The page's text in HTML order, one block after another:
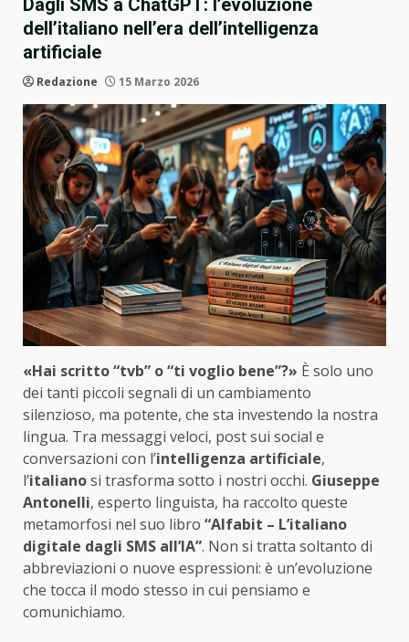
Dagli SMS a ChatGPT: l’evoluzione
dell’italiano nell’era dell’intelligenza
artificiale
Redazione 15 Marzo 2026
«Hai scritto “tvb” o “ti voglio bene”?» È solo uno
dei tanti piccoli segnali di un cambiamento
silenzioso, ma potente, che sta investendo la nostra
lingua. Tra messaggi veloci, post sui social e
conversazioni con l’intelligenza artificiale,
l’italianosi trasforma sotto i nostri occhi. Giuseppe
Antonelli, esperto linguista, ha raccolto queste
metamorfosi nel suo libro “Alfabit – L’italiano
digitale dagli SMS all’IA”. Non si tratta soltanto di
abbreviazioni o nuove espressioni: è un’evoluzione
che tocca il modo stesso in cui pensiamo e
comunichiamo.